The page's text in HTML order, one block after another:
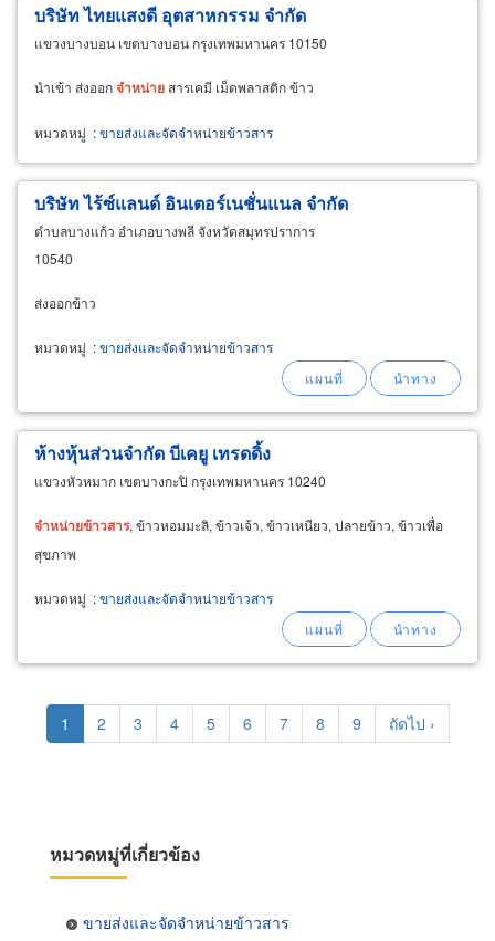
บริษัท ไทยแสงดี อุตสาหกรรม จำกัด
แขวงบางบอน เขตบางบอน กรุงเทพมหานคร 10150
นำเข้า ส่งออกจำหน่าย สารเคมี เม็ดพลาสติก ข้าว
หมวดหมู่ :ขายส่งและจัดจำหน่ายข้าวสาร
บริษัท ไร้ซ์แลนด์ อินเตอร์เนชั่นแนล จำกัด
ตำบลบางแก้ว อำเภอบางพลี จังหวัดสมุทรปราการ
10540
ส่งออกข้าว
หมวดหมู่ :ขายส่งและจัดจำหน่ายข้าวสาร
ห้างหุ้นส่วนจำกัด บีเคยู เทรดดิ้ง
แขวงหัวหมาก เขตบางกะปิ กรุงเทพมหานคร 10240
จำหน่ายข้าวสาร, ข้าวหอมมะลิ, ข้าวเจ้า, ข้าวเหนียว, ปลายข้าว, ข้าวเพื่อ
สุขภาพ
หมวดหมู่ :ขายส่งและจัดจำหน่ายข้าวสาร
Pagination
Current
page
1 Page
2 Page
3 Page
4 Page
5 Page
6 Page
7 Page
8 Page
9
Next
page
ถัดไป ›
หมวดหมู่ที่เกี่ยวข้อง
ขายส่งและจัดจำหน่ายข้าวสาร